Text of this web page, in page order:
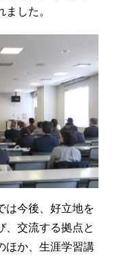
した。
は今後、好立地を
、交流する拠点と
ほか、生涯学習講